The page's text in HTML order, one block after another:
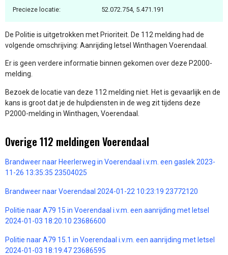
Precieze locatie: 52.072.754, 5.471.191
De Politie is uitgetrokken met Prioriteit. De 112 melding had de
volgende omschrijving: Aanrijding letsel Winthagen Voerendaal.
Er is geen verdere informatie binnen gekomen over deze P2000-
melding.
Bezoek de locatie van deze 112 melding niet. Het is gevaarlijk en de
kans is groot dat je de hulpdiensten in de weg zit tijdens deze
P2000-melding in Winthagen, Voerendaal.
Overige 112 meldingen Voerendaal
Brandweer naar Heerlerweg in Voerendaal i.v.m. een gaslek 2023-
11-26 13:35:35 23504025
Brandweer naar Voerendaal 2024-01-22 10:23:19 23772120
Politie naar A79 15 in Voerendaal i.v.m. een aanrijding met letsel
2024-01-03 18:20:10 23686600
Politie naar A79 15.1 in Voerendaal i.v.m. een aanrijding met letsel
2024-01-03 18:19:47 23686595